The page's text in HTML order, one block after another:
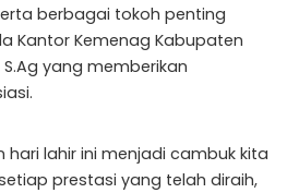
berbagai tokoh penting
Kantor Kemenag Kabupaten
yang memberikan
hari lahir ini menjadi cambuk kita
prestasi yang telah diraih,